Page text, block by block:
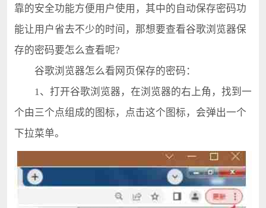
靠的安全功能方便用户使用，其中的自动保存密码功
能让用户省去不少的时间，那想要查看谷歌浏览器保
存的密码要怎么查看呢?
谷歌浏览器怎么看网页保存的密码：
1、打开谷歌浏览器，在浏览器的右上角，找到一
个由三个点组成的图标，点击这个图标，会弹出一个
下拉菜单。